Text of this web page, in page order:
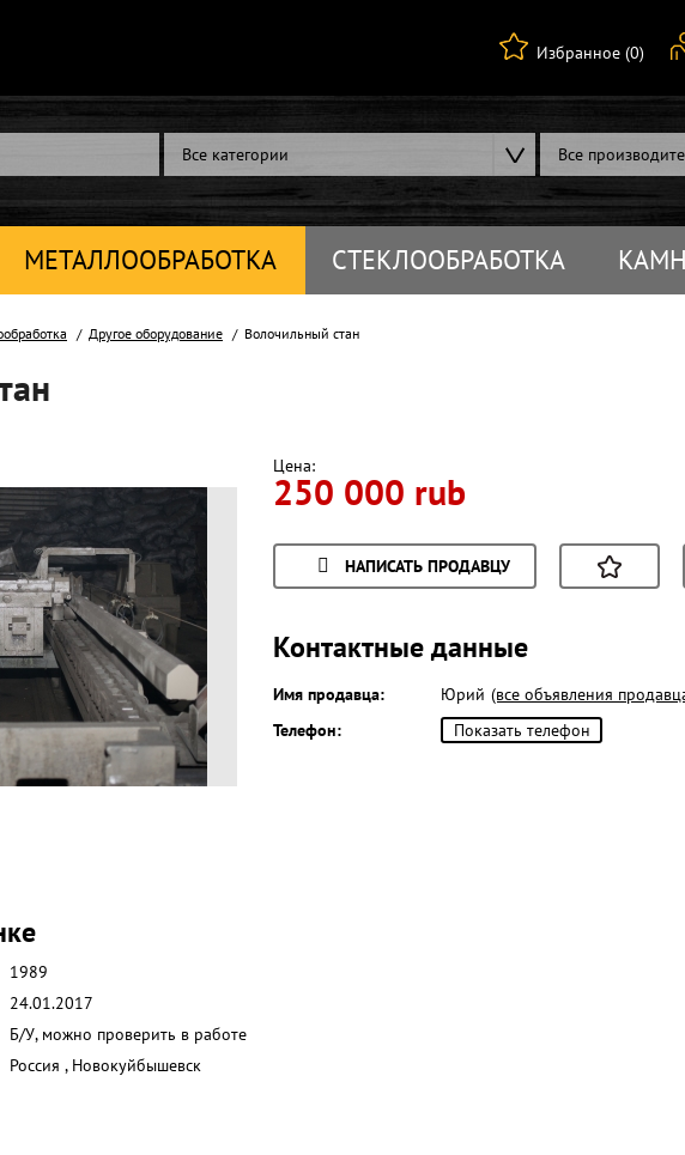
Избранное (0)
Все категории Все
МЕТАЛЛООБРАБОТКА СТЕКЛООБРАБОТКА
Другое оборудование Волочильный стан
Цена:
250 000 rub
НАПИСАТЬ ПРОДАВЦУ
Контактные данные
Имя продавца: Юрий (все объявления
Телефон:
Показать телефон
1989
24.01.2017
Б/У, можно проверить в работе
Россия , Новокуйбышевск